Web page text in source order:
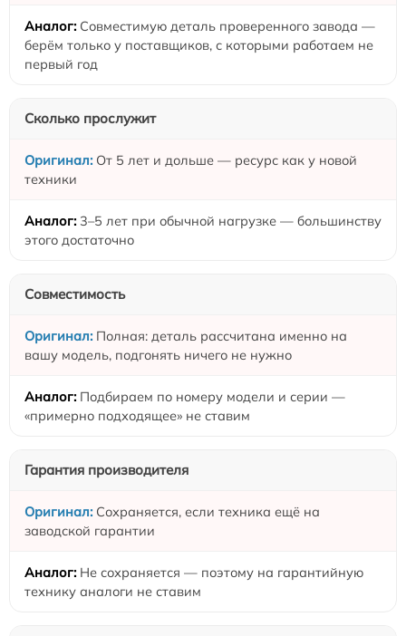
Совместимую деталь проверенного завода —
берём только у поставщиков, с которыми работаем не
первый год
Сколько прослужит
От 5 лет и дольше — ресурс как у новой
техники
3–5 лет при обычной нагрузке — большинству
этого достаточно
Совместимость
Полная: деталь рассчитана именно на
вашу модель, подгонять ничего не нужно
Подбираем по номеру модели и серии —
«примерно подходящее» не ставим
Гарантия производителя
Сохраняется, если техника ещё на
заводской гарантии
Не сохраняется — поэтому на гарантийную
технику аналоги не ставим